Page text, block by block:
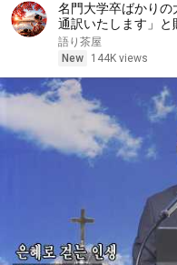
名門大学卒ばかり
通訳いたします」と
笑した。しかし5分
エピソード#老後の
語り茶屋
New
144K views